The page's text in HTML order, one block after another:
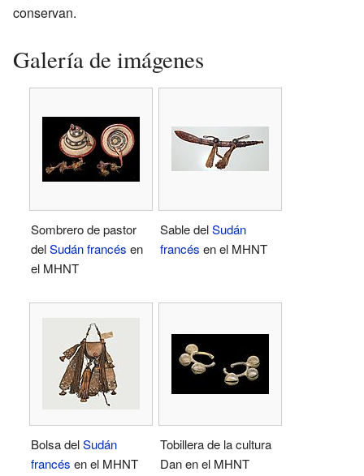
conservan.
Galería de imágenes
Sombrero de pastor
delSudán francés en
el MHNT
Sable delSudán
francés en el MHNT
Bolsa delSudán
francés en el MHNT
Tobillera de la cultura
Dan en el MHNT